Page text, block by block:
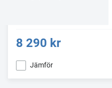
8 290 kr
Jämför